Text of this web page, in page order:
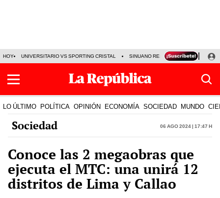
HOY UNIVERSITARIO VS SPORTING CRISTAL SINUANO RESULTADOS HOY
LO ÚLTIMO POLÍTICA OPINIÓN ECONOMÍA SOCIEDAD MUNDO
Sociedad 06 Ago 2024 | 17:47 h
Conoce las 2 megaobras que
ejecuta el MTC: una unirá 12
distritos de Lima y Callao